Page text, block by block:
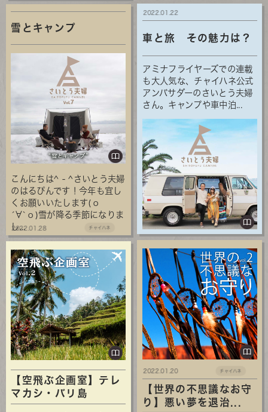
雪とキャンプ
こんにちは^ - ^さいとう夫婦
のはるぴんです！今年も宜し
くお願いいたします(о
´∀`о)雪が降る季節になりま
し...
2022.01.28 チャイハネ
車と旅 その魅力は？
アミナフライヤーズでの連載
も大人気な、チャイハネ公式
アンバサダーのさいとう夫婦
さん。キャンプや車中泊...
2022.01.22
【空飛ぶ企画室】テレ
マカシ・バリ島
【世界の不思議なお守
り】悪い夢を退治...
2022.01.20 チャイハネ